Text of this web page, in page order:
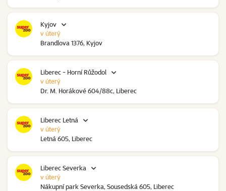
Kyjov
Brandlova 1376, Kyjov
v úterý
Liberec - Horní Růžodol
Dr. M. Horákové 604/88c, Liberec
v úterý
Liberec Letná
Letná 605, Liberec
v úterý
Liberec Severka
Nákupní park Severka, Sousedská 605, Liberec
v úterý